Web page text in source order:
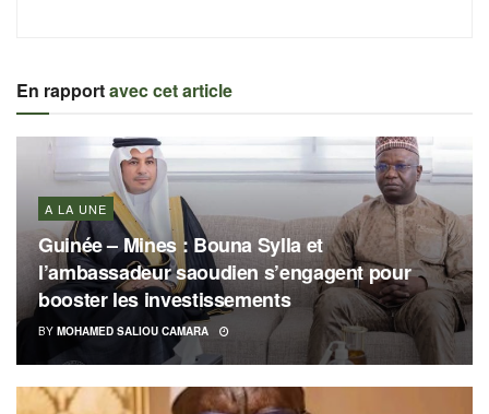
En rapportavec cet article
A LA UNE
Guinée – Mines : Bouna Sylla et
l’ambassadeur saoudien s’engagent pour
booster les investissements
BY MOHAMED SALIOU CAMARA